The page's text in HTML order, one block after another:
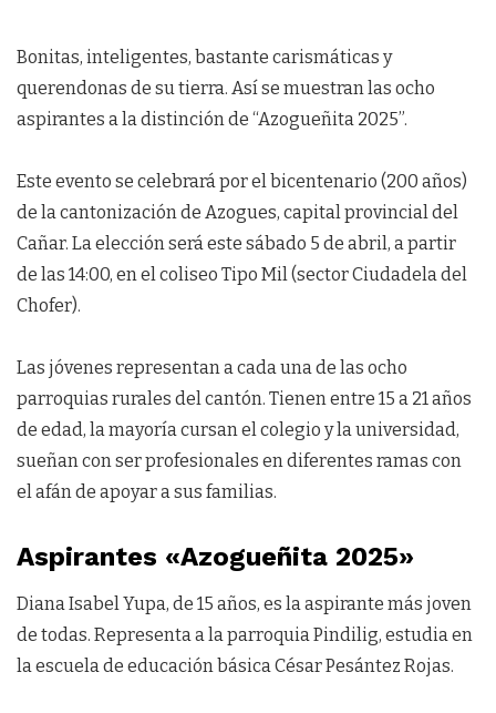
Bonitas, inteligentes, bastante carismáticas y
querendonas de su tierra. Así se muestran las ocho
aspirantes a la distinción de “Azogueñita 2025”.
Este evento se celebrará por el bicentenario (200 años)
de la cantonización de Azogues, capital provincial del
Cañar. La elección será este sábado 5 de abril, a partir
de las 14:00, en el coliseo Tipo Mil (sector Ciudadela del
Chofer).
Las jóvenes representan a cada una de las ocho
parroquias rurales del cantón. Tienen entre 15 a 21 años
de edad, la mayoría cursan el colegio y la universidad,
sueñan con ser profesionales en diferentes ramas con
el afán de apoyar a sus familias.
Aspirantes «Azogueñita 2025»
Diana Isabel Yupa, de 15 años, es la aspirante más joven
de todas. Representa a la parroquia Pindilig, estudia en
la escuela de educación básica César Pesántez Rojas.